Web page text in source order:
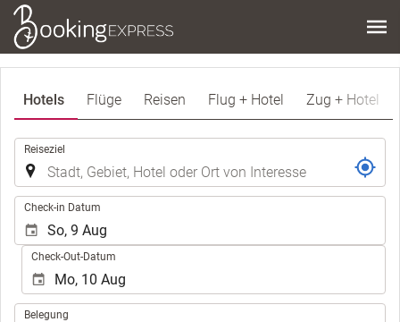
Hotels Flüge Reisen Flug + Hotel Zug + Hotel
Reiseziel
Check-in Datum
Check-Out-Datum
Belegung
Belegung